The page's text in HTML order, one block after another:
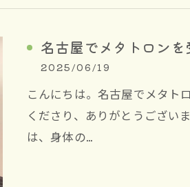
名古屋でメタトロン
2025/06/19
こんにちは。名古屋でメタト
くださり、ありがとうござい
は、身体の…